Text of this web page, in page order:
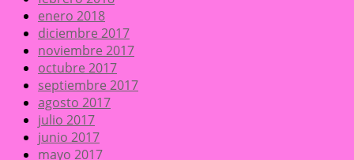
enero 2018
diciembre 2017
noviembre 2017
octubre 2017
septiembre 2017
agosto 2017
julio 2017
junio 2017
mayo 2017